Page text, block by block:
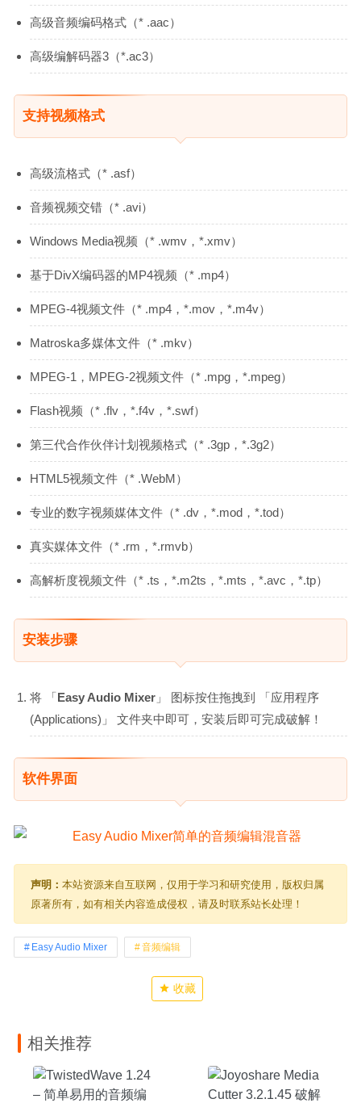
高级音频编码格式（* .aac）
高级编解码器3（*.ac3）
支持视频格式
高级流格式（* .asf）
音频视频交错（* .avi）
Windows Media视频（* .wmv，*.xmv）
基于DivX编码器的MP4视频（* .mp4）
MPEG-4视频文件（* .mp4，*.mov，*.m4v）
Matroska多媒体文件（* .mkv）
MPEG-1，MPEG-2视频文件（* .mpg，*.mpeg）
Flash视频（* .flv，*.f4v，*.swf）
第三代合作伙伴计划视频格式（* .3gp，*.3g2）
HTML5视频文件（* .WebM）
专业的数字视频媒体文件（* .dv，*.mod，*.tod）
真实媒体文件（* .rm，*.rmvb）
高解析度视频文件（* .ts，*.m2ts，*.mts，*.avc，*.tp）
安装步骤
将 「Easy Audio Mixer 」 图标按住拖拽到 「应用程序
(Applications)」 文件夹中即可，安装后即可完成破解！
软件界面
声明： 本站资源来自互联网，仅用于学习和研究使用，版权归属
原著所有，如有相关内容造成侵权，请及时联系站长处理！
Easy Audio Mixer 音频编辑
收藏
相关推荐